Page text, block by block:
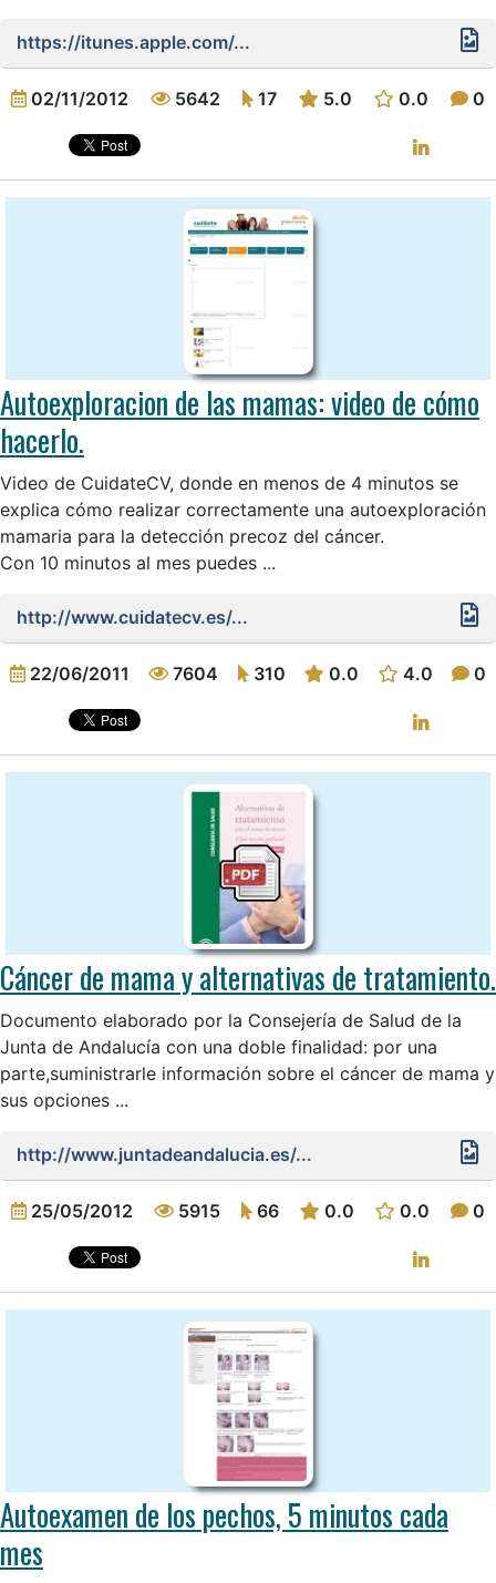
https://itunes.apple.com/...
02/11/2012 5642 17 5.0 0.0 0
Autoexploracion de las mamas: video de cómo
hacerlo.
Video de CuidateCV, donde en menos de 4 minutos se
explica cómo realizar correctamente una autoexploración
mamaria para la detección precoz del cáncer.
Con 10 minutos al mes puedes ...
http://www.cuidatecv.es/...
22/06/2011 7604 310 0.0 4.0 0
Cáncer de mama y alternativas de tratamiento.
Documento elaborado por la Consejería de Salud de la
Junta de Andalucía con una doble finalidad: por una
parte,suministrarle información sobre el cáncer de mama y
sus opciones ...
http://www.juntadeandalucia.es/...
25/05/2012 5915 66 0.0 0.0 0
Autoexamen de los pechos, 5 minutos cada
mes